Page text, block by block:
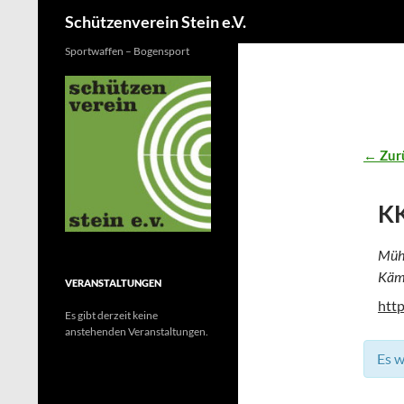
Schützenverein Stein e.V.
←
Es
Sportwaffen – Bogensport
VERANSTALTUNGEN
Es gibt derzeit keine
anstehenden Veranstaltungen.